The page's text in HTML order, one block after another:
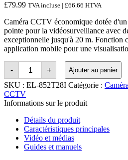
£79.99 TVA incluse | £66.66 HTVA
Caméra CCTV économique dotée
pointe pour la vidéosurveillance avec
exceptionnelle jusqu'à 20 m. Fonction
application mobile pour une
-
Quantité
ZKTeco
STARVIS
2MP
IR
Motorised
Network
Camera
with
PoE
+ Ajouter au panier
SKU : EL-852T28I Catégorie :
CCTV
Informations sur le produit
Détails du produit
Caractéristiques principales
Vidéo et médias
Guides et manuels